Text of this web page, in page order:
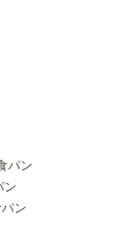
パン
ン
ン